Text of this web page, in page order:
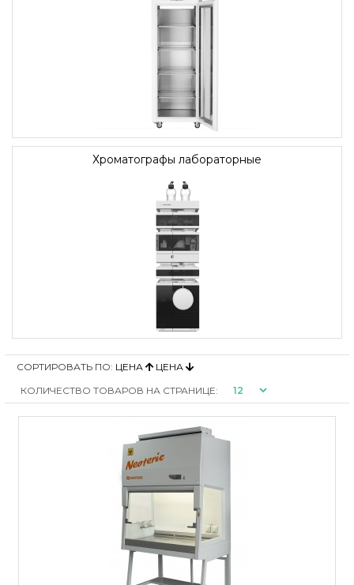
Хроматографы лабораторные
СОРТИРОВАТЬ ПО: ЦЕНА
ЦЕНА
КОЛИЧЕСТВО ТОВАРОВ НА СТРАНИЦЕ: